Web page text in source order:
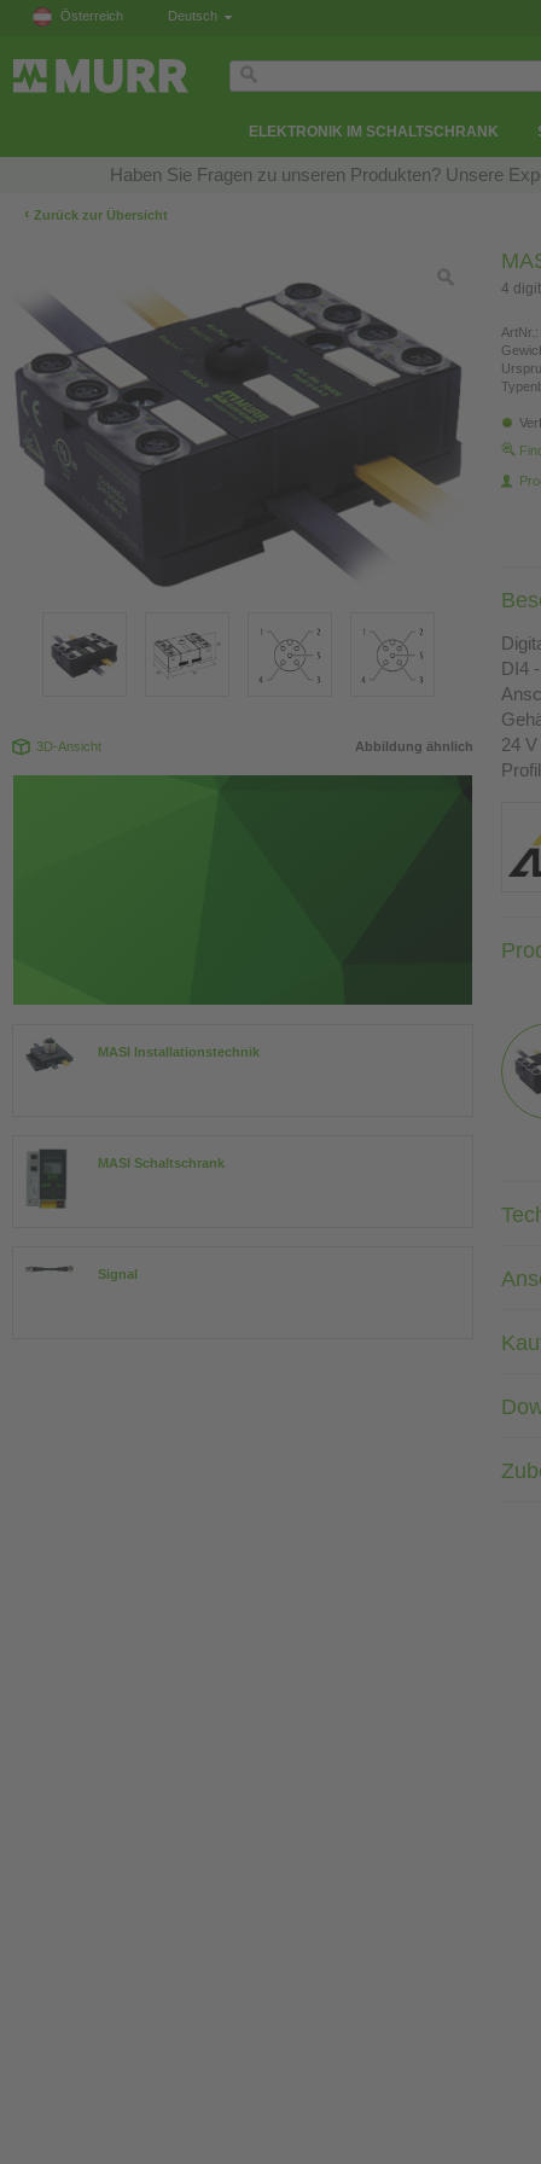
Österreich Deutsch
ELEKTRONIK IM SCHALTSCHRANK
Haben Sie Fragen zu unseren Produkten? Unsere
‹ Zurück zur Übersicht
3D-Ansicht Abbildung ähnlich
MASI Installationstechnik
MASI Schaltschrank
Signal
4
ArtNr.:
DI4
24